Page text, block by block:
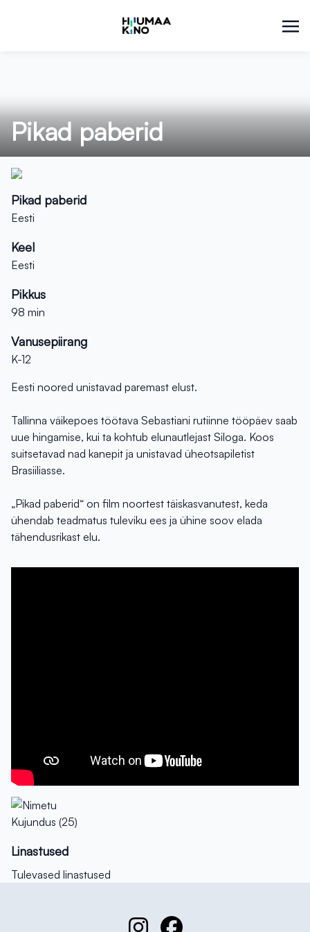
Pikad paberid
Pikad paberid
Eesti
Keel
Eesti
Pikkus
98 min
Vanusepiirang
K-12
Eesti noored unistavad paremast elust.
Tallinna väikepoes töötava Sebastiani rutiinne tööpäev saab
uue hingamise, kui ta kohtub elunautlejast Siloga. Koos
suitsetavad nad kanepit ja unistavad üheotsapiletist
Brasiiliasse.
„Pikad paberid“ on film noortest täiskasvanutest, keda
ühendab teadmatus tuleviku ees ja ühine soov elada
tähendusrikast elu.
Linastused
Tulevased linastused